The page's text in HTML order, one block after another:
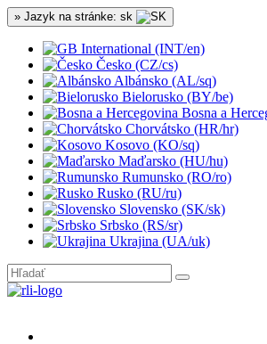
» Jazyk na stránke: sk
International (INT/en)
Česko (CZ/cs)
Albánsko (AL/sq)
Bielorusko (BY/be)
Bosna a
Chorvátsko (HR/hr)
Kosovo (KO/sq)
Maďarsko (HU/hu)
Rumunsko (RO/ro)
Rusko (RU/ru)
Slovensko (SK/sk)
Srbsko (RS/sr)
Ukrajina (UA/uk)